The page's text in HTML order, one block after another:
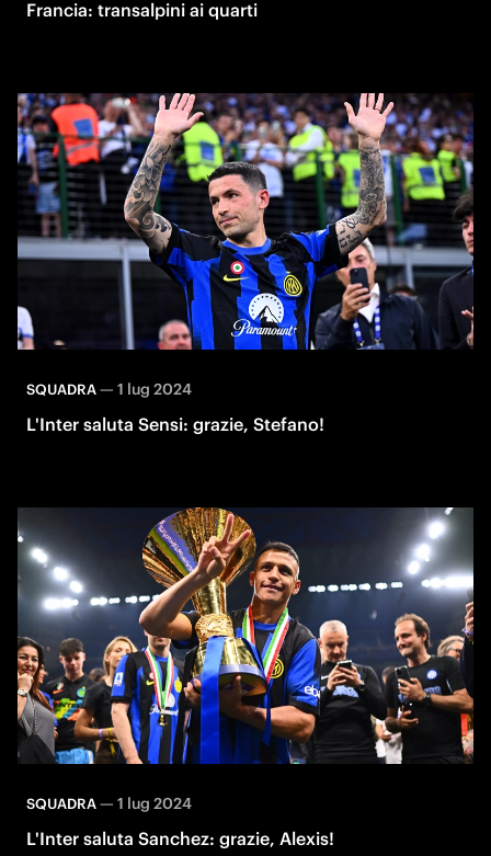
Francia: transalpini ai quarti
SQUADRA— 1 lug 2024
L'Inter saluta Sensi: grazie, Stefano!
SQUADRA— 1 lug 2024
L'Inter saluta Sanchez: grazie, Alexis!